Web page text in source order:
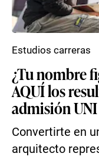
¿Tu nombre
AQUÍ los
admisión
Convertirte en
arquitecto
Estudios carreras